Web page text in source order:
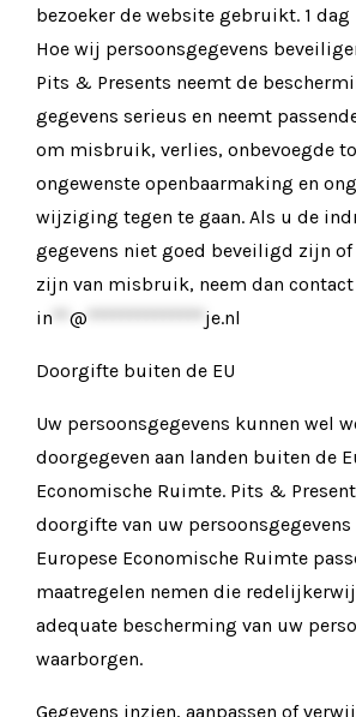
bezoeker de website gebruikt. 1 dag
Hoe wij persoonsgegevens
Pits & Presents neemt de
gegevens serieus en neemt
om misbruik, verlies, onbevoegde
ongewenste openbaarmaking en
wijziging tegen te gaan. Als u de
gegevens niet goed beveiligd zijn
zijn van misbruik, neem dan
in
@ ************** je.nl
Doorgifte buiten de EU
Uw persoonsgegevens kunnen wel
doorgegeven aan landen buiten de
Economische Ruimte. Pits &
doorgifte van uw
Europese Economische Ruimte
maatregelen nemen die
adequate bescherming van uw
waarborgen.
Gegevens inzien, aanpassen of